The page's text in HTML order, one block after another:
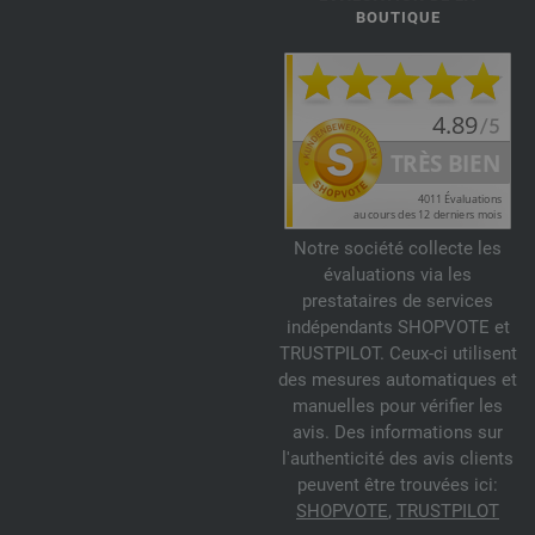
BOUTIQUE
Notre société collecte les
évaluations via les
prestataires de services
indépendants SHOPVOTE et
TRUSTPILOT. Ceux-ci utilisent
des mesures automatiques et
manuelles pour vérifier les
avis. Des informations sur
l'authenticité des avis clients
peuvent être trouvées ici:
SHOPVOTE, TRUSTPILOT